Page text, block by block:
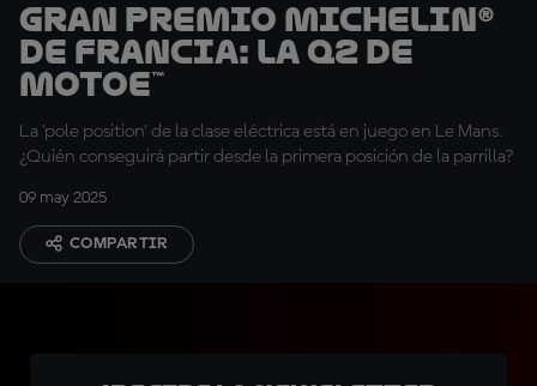
Gran Premio Michelin®
de Francia: La Q2 de
MotoE™
La 'pole position' de la clase eléctrica está en juego en Le Mans.
¿Quién conseguirá partir desde la primera posición de la parrilla?
09 may 2025
COMPARTIR